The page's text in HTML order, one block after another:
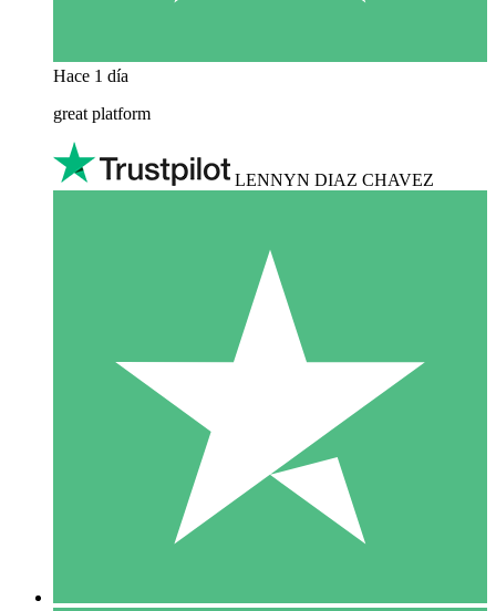
Hace 1 día
great platform
LENNYN DIAZ CHAVEZ